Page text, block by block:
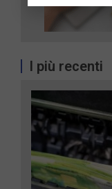
I più recenti